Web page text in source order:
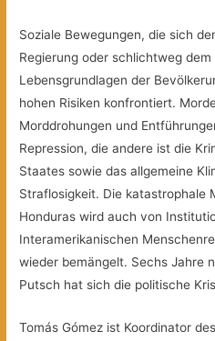
Soziale Bewegungen, die sich
Regierung oder schlichtweg dem
Lebensgrundlagen der
hohen Risiken konfrontiert.
Morddrohungen und
Repression, die andere ist die
Staates sowie das allgemeine
Straflosigkeit. Die katastrophale
Honduras wird auch von
Interamerikanischen
wieder bemängelt. Sechs Jahre
Putsch hat sich die politische
Tomás Gómez ist Koordinator